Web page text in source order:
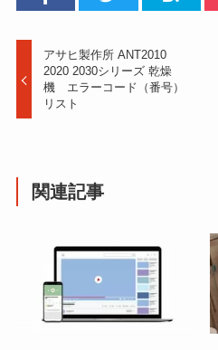
アサヒ製作所 ANT2010
2020 2030シリーズ 乾燥
機 エラーコード（番号）
リスト
関連記事